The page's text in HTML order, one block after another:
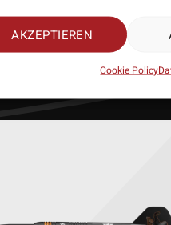
AKZEPTIEREN
Cookie Policy